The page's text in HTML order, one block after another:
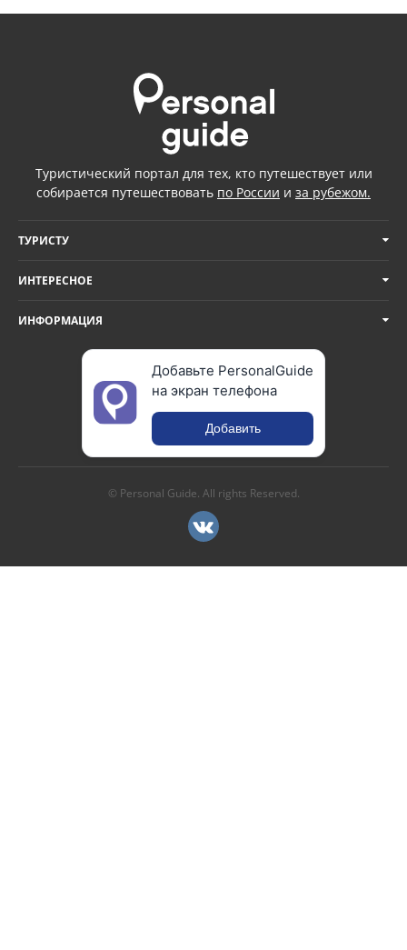
Туристический портал для тех, кто путешествует или
собирается путешествовать по России и за рубежом.
ТУРИСТУ
ИНТЕРЕСНОЕ
ИНФОРМАЦИЯ
Добавьте PersonalGuide
на экран телефона
Добавить
© Personal Guide. All rights Reserved.